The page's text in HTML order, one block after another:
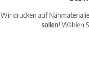
Wir drucken auf
sollen! Wählen